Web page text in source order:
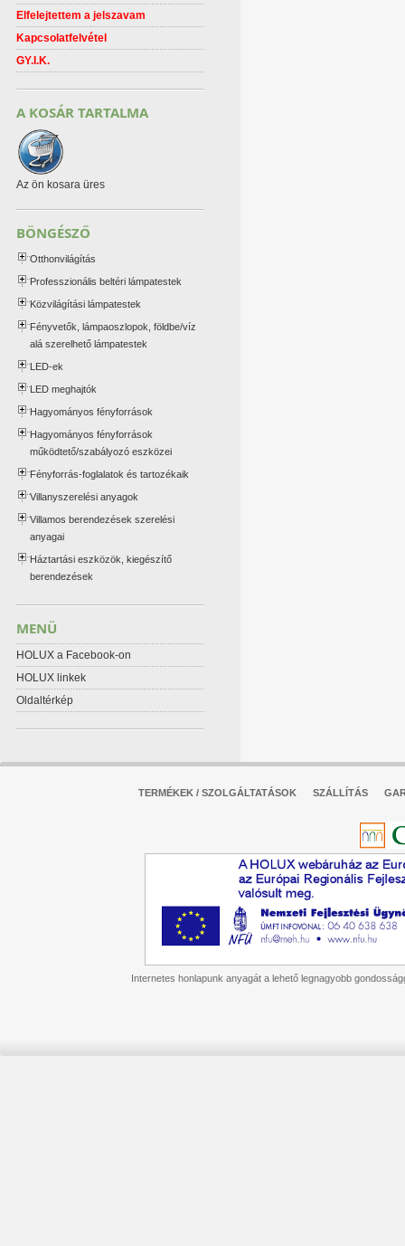
Elfelejtettem a jelszavam
Kapcsolatfelvétel
GY.I.K.
A KOSÁR TARTALMA
Az ön kosara üres
BÖNGÉSZŐ
Otthonvilágítás
Professzionális beltéri lámpatestek
Közvilágítási lámpatestek
Fényvetők, lámpaoszlopok, földbe/víz
alá szerelhető lámpatestek
LED-ek
LED meghajtók
Hagyományos fényforrások
Hagyományos fényforrások
működtető/szabályozó eszközei
Fényforrás-foglalatok és tartozékaik
Villanyszerelési anyagok
Villamos berendezések szerelési
anyagai
Háztartási eszközök, kiegészítő
berendezések
MENÜ
HOLUX a Facebook-on
HOLUX linkek
Oldaltérkép
TERMÉKEK / SZOLGÁLTATÁSOK SZÁLLÍTÁS
Internetes honlapunk anyagát a lehető legnagyobb